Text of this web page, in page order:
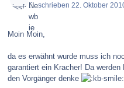
Geschrieben22. Oktober
Moin Moin,
da es erwähnt wurde muss ich
garantiert ein Kracher! Da
den Vorgänger denke